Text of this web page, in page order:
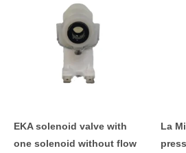
EKA solenoid valve with
one solenoid without flow
La